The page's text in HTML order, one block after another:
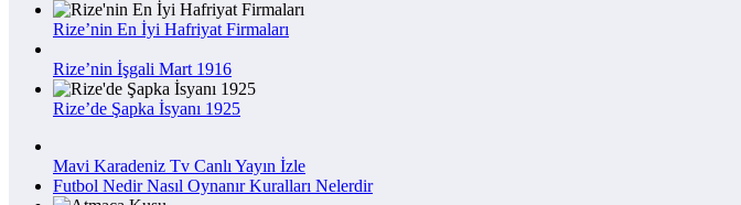
Rize’nin En İyi Hafriyat Firmaları
Rize’nin İşgali Mart 1916
Rize’de Şapka İsyanı 1925
Mavi Karadeniz Tv Canlı Yayın İzle
Futbol Nedir Nasıl Oynanır Kuralları Nelerdir